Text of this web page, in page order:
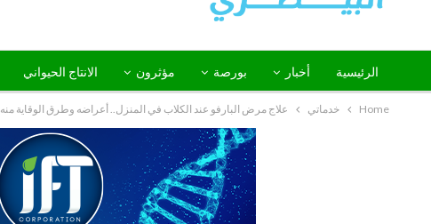
الرئيسية أخبار بورصة مؤثرون الانتاج الحيواني
Home خدماتي علاج مرض البارفو عند الكلاب في المنزل.. أعراضه وطرق الوقاية منه